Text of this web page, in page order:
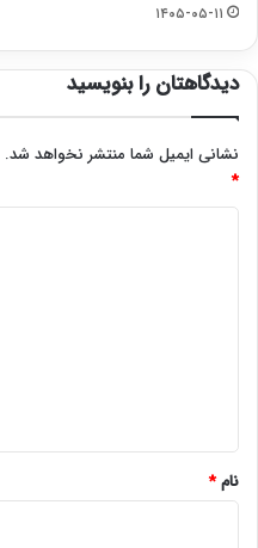
۱۴۰۵-۰۵-۱۱
دیدگاهتان را بنویسید
نشانی ایمیل شما منتشر نخواهد شد.
*
نام*